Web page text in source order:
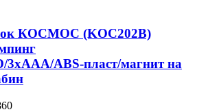
КОСМОС (KOC202B)
3xAAA/ABS-пласт/магнит на